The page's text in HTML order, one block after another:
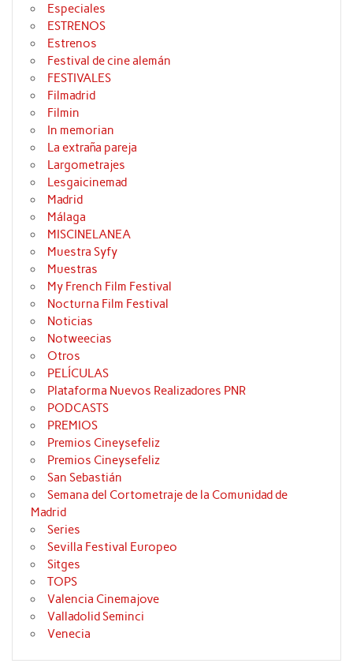
Especiales
ESTRENOS
Estrenos
Festival de cine alemán
FESTIVALES
Filmadrid
Filmin
In memorian
La extraña pareja
Largometrajes
Lesgaicinemad
Madrid
Málaga
MISCINELANEA
Muestra Syfy
Muestras
My French Film Festival
Nocturna Film Festival
Noticias
Notweecias
Otros
PELÍCULAS
Plataforma Nuevos Realizadores PNR
PODCASTS
PREMIOS
Premios Cineysefeliz
Premios Cineysefeliz
San Sebastián
Semana del Cortometraje de la Comunidad de
Madrid
Series
Sevilla Festival Europeo
Sitges
TOPS
Valencia Cinemajove
Valladolid Seminci
Venecia